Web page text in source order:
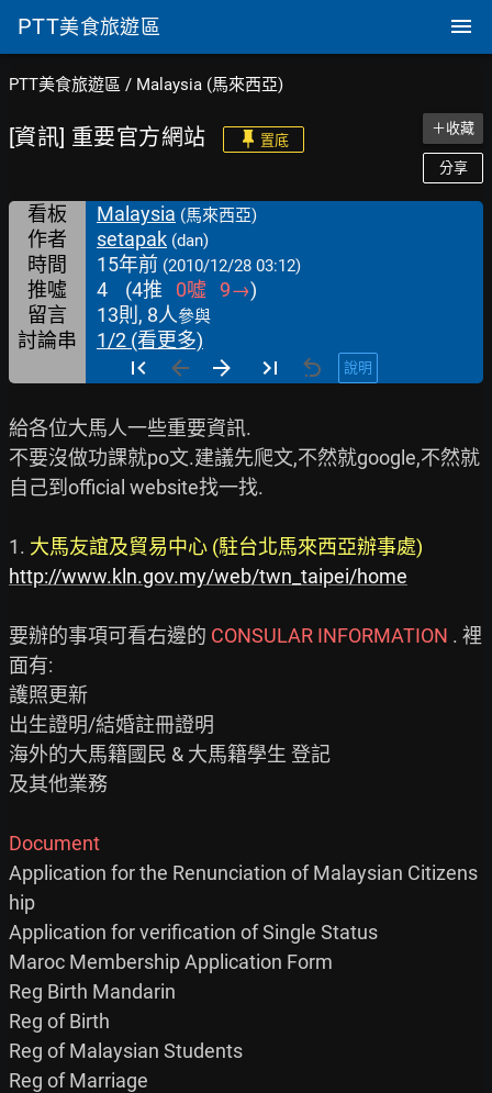
PTT美食旅遊區
PTT美食旅遊區 / Malaysia (馬來西亞)
[資訊] 重要官方網站 置底
＋收藏
分享
看板 Malaysia (馬來西亞)
作者 setapak (dan)
時間 15年前 (2010/12/28 03:12)
推噓 4 (4推 0噓 9→)
留言
13則, 8人參與
討論串 1/2 (看更多)
說明
給各位大馬人一些重要資訊.
不要沒做功課就po文.建議先爬文,不然就google,不然就
自己到official website找一找.
1. 大馬友誼及貿易中心 (駐台北馬來西亞辦事處)
http://www.kln.gov.my/web/twn_taipei/home
要辦的事項可看右邊的 CONSULAR INFORMATION . 裡
面有:
護照更新
出生證明/結婚註冊證明
海外的大馬籍國民 & 大馬籍學生 登記
及其他業務
Document
Application for the Renunciation of Malaysian Citizens
hip
Application for verification of Single Status
Maroc Membership Application Form
Reg Birth Mandarin
Reg of Birth
Reg of Malaysian Students
Reg of Marriage